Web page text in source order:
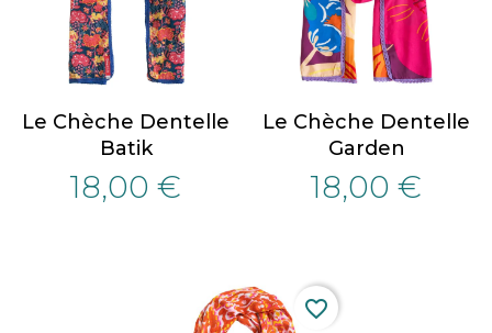
Le Chèche Dentelle
Batik
18,00 €
Le Chèche Dentelle
Garden
18,00 €
favorite_border